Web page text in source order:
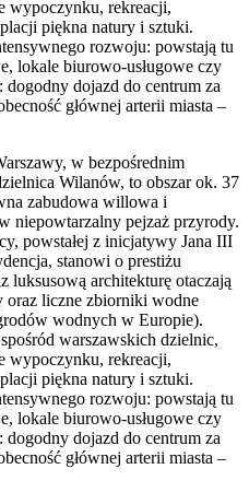
wypoczynku, rekreacji,
piękna natury i sztuki.
rozwoju: powstają tu
lokale biurowo-usługowe czy
dojazd do centrum za
głównej arterii miasta –
w bezpośrednim
Wilanów, to obszar ok. 37
zabudowa willowa i
niepowtarzalny pejzaż przyrody.
powstałej z inicjatywy Jana III
stanowi o prestiżu
luksusową architekturę otaczają
oraz liczne zbiorniki wodne
wodnych w Europie).
warszawskich dzielnic,
wypoczynku, rekreacji,
piękna natury i sztuki.
rozwoju: powstają tu
lokale biurowo-usługowe czy
dojazd do centrum za
głównej arterii miasta –